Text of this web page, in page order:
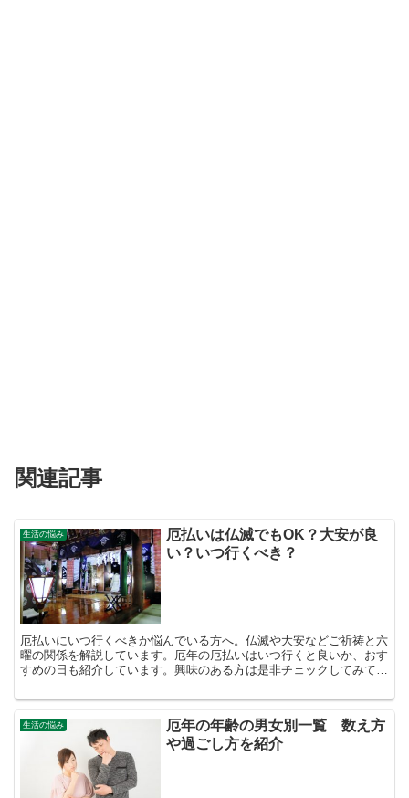
関連記事
生活の悩み
厄払いは仏滅でもOK？大安が良
い？いつ行くべき？
厄払いにいつ行くべきか悩んでいる方へ。仏滅や大安などご祈祷と六
曜の関係を解説しています。厄年の厄払いはいつ行くと良いか、おす
すめの日も紹介しています。興味のある方は是非チェックしてみてく
生活の悩み
厄年の年齢の男女別一覧 数え方
や過ごし方を紹介